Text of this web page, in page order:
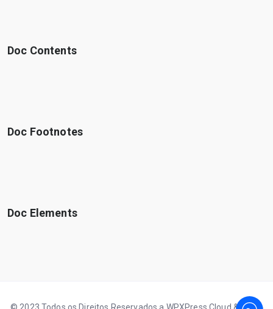
Doc Contents
Doc Footnotes
Doc Elements
© 2023 Todos os Direitos Reservados a WPXPress Cloud & Sites.